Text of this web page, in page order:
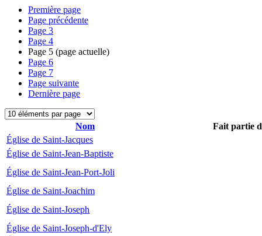
Première page
Page précédente
Page 3
Page 4
Page 5 (page actuelle)
Page 6
Page 7
Page suivante
Dernière page
Nom
Fait partie
Église de Saint-Jacques
Église de Saint-Jean-Baptiste
Église de Saint-Jean-Port-Joli
Église de Saint-Joachim
Église de Saint-Joseph
Église de Saint-Joseph-d'Ely